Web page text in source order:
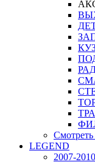
Смотреть
LEGEND
2007-2010